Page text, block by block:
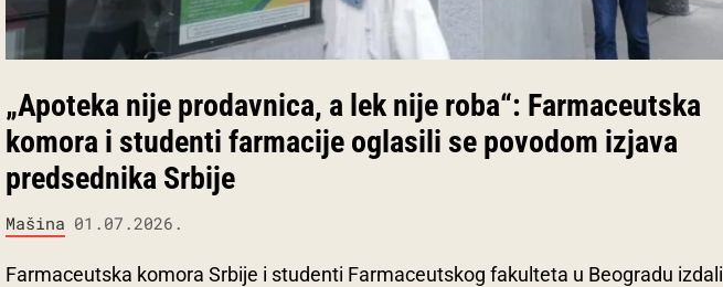
„Apoteka nije prodavnica, a lek nije roba“: Farmaceutska
komora i studenti farmacije oglasili se povodom izjava
predsednika Srbije
Mašina 01.07.2026.
Farmaceutska komora Srbije i studenti Farmaceutskog fakulteta u Beogradu izdali